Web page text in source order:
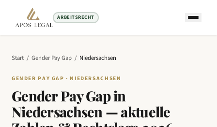
ARBEITSRECHT
Start / Gender Pay Gap / Niedersachsen
GENDER PAY GAP · NIEDERSACHSEN
Gender Pay Gap in
Niedersachsen — aktuelle